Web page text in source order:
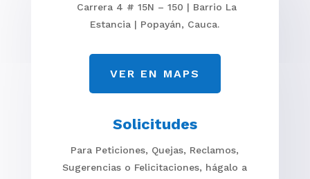
Carrera 4 # 15N – 150 | Barrio La
Estancia | Popayán, Cauca.
VER EN MAPS
Solicitudes
Para Peticiones, Quejas, Reclamos,
Sugerencias o Felicitaciones, hágalo a